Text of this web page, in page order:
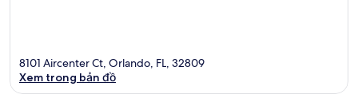
8101 Aircenter Ct, Orlando, FL, 32809
Xem trong bản đồ